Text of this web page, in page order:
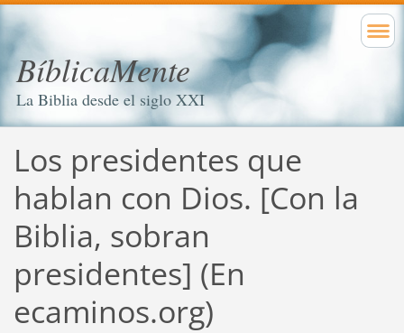
BíblicaMente
La Biblia desde el siglo XXI
Los presidentes que
hablan con Dios. [Con la
Biblia, sobran
presidentes] (En
ecaminos.org)